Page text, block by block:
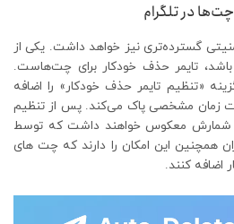
در تلگرام
گسترده‌تری نیز خواهد داشت. یکی از
تایمر حذف خودکار برای چت‌هاست.
«تنظیم تایمر حذف خودکار» را اضافه
زمان مشخصی پاک می‌کند. پس از تنظیم
شمارش معکوس خواهند داشت که توسط
این امکان را دارند که چت های
اضافه کنند.